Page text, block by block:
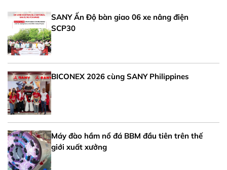
SANY Ấn Độ bàn giao 06 xe nâng điện
SCP30
BICONEX 2026 cùng SANY Philippines
Máy đào hầm nổ đá BBM đầu tiên trên thế
giới xuất xưởng